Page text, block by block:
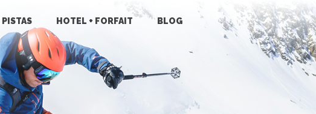
PISTAS HOTEL + FORFAIT BLOG